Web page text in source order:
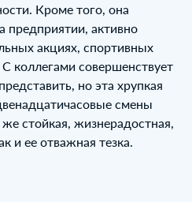
Кроме того, она
предприятии, активно
акциях, спортивных
коллегами совершенствует
но эта хрупкая
смены
стойкая, жизнерадостная,
и ее отважная тезка.